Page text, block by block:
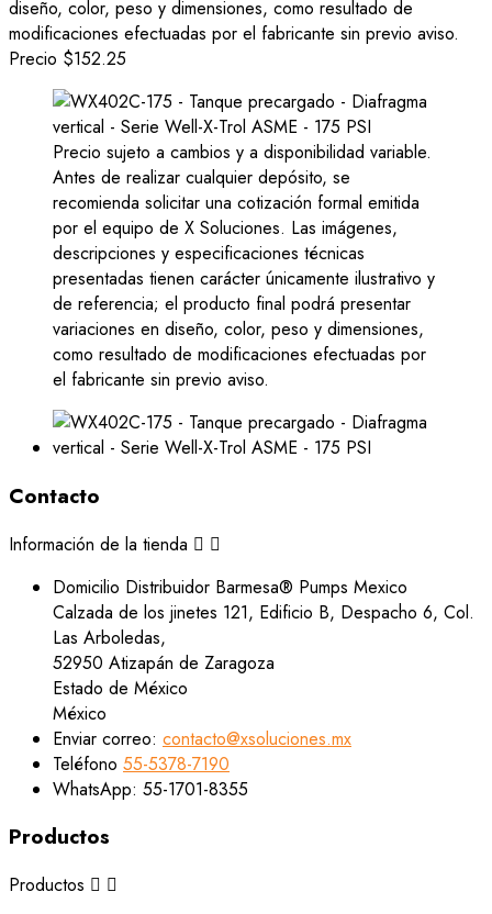
diseño, color, peso y dimensiones, como resultado de
modificaciones efectuadas por el fabricante sin previo aviso.
Precio $152.25
Precio sujeto a cambios y a disponibilidad variable.
Antes de realizar cualquier depósito, se
recomienda solicitar una cotización formal emitida
por el equipo de X Soluciones. Las imágenes,
descripciones y especificaciones técnicas
presentadas tienen carácter únicamente ilustrativo y
de referencia; el producto final podrá presentar
variaciones en diseño, color, peso y dimensiones,
como resultado de modificaciones efectuadas por
el fabricante sin previo aviso.
Contacto
Información de la tienda  
Domicilio Distribuidor Barmesa® Pumps Mexico
Calzada de los jinetes 121, Edificio B, Despacho 6, Col.
Las Arboledas,
52950 Atizapán de Zaragoza
Estado de México
México
Enviar correo: contacto@xsoluciones.mx
Teléfono 55-5378-7190
WhatsApp: 55-1701-8355
Productos
Productos  